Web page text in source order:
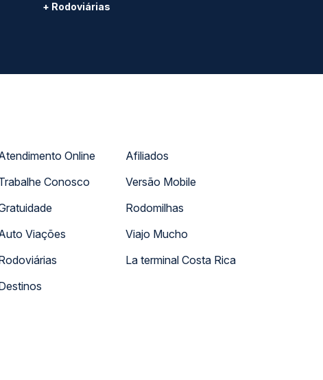
+ Rodoviárias
Online
Conosco
Viações
Afiliados
Versão Mobile
Rodomilhas
Viajo Mucho
La terminal Costa Rica